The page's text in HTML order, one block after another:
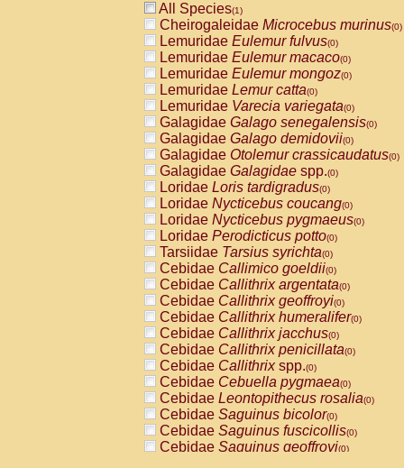
All Species(1)
Cheirogaleidae Microcebus murinus(0)
Lemuridae Eulemur fulvus(0)
Lemuridae Eulemur macaco(0)
Lemuridae Eulemur mongoz(0)
Lemuridae Lemur catta(0)
Lemuridae Varecia variegata(0)
Galagidae Galago senegalensis(0)
Galagidae Galago demidovii(0)
Galagidae Otolemur crassicaudatus(0)
Galagidae Galagidae spp.(0)
Loridae Loris tardigradus(0)
Loridae Nycticebus coucang(0)
Loridae Nycticebus pygmaeus(0)
Loridae Perodicticus potto(0)
Tarsiidae Tarsius syrichta(0)
Cebidae Callimico goeldii(0)
Cebidae Callithrix argentata(0)
Cebidae Callithrix geoffroyi(0)
Cebidae Callithrix humeralifer(0)
Cebidae Callithrix jacchus(0)
Cebidae Callithrix penicillata(0)
Cebidae Callithrixspp.(0)
Cebidae Cebuella pygmaea(0)
Cebidae Leontopithecus rosalia(0)
Cebidae Saguinus bicolor(0)
Cebidae Saguinus fuscicollis(0)
Cebidae Saguinus geoffroyi(0)